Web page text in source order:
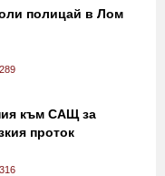
полицай в Лом
289
към САЩ за
проток
316